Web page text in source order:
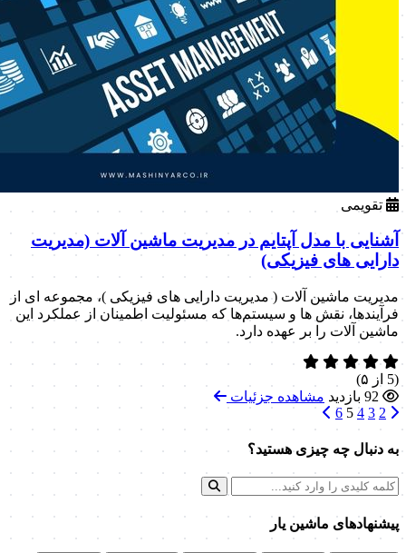
تقویمی
آشنایی با مدل آپتایم در مدیریت ماشین آلات (مدیریت
دارایی های فیزیکی)
مدیریت ماشین آلات ( مدیریت دارایی های فیزیکی )، مجموعه ای از
فرآیندها، نقش ها و سیستم‌ها که مسئولیت اطمینان از عملکرد این
ماشین آلات را بر عهده دارد.
(5 از ۵)
مشاهده جزئیات
2
3
4
5
6
به دنبال چه چیزی هستید؟
پیشنهاد‌های ماشین یار